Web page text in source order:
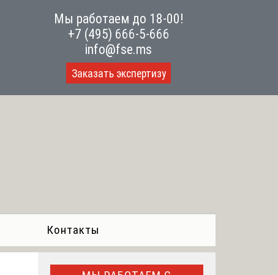
Мы работаем до 18-00!
+7 (495) 666-5-666
info@fse.ms
Заказать экспертизу
Контакты